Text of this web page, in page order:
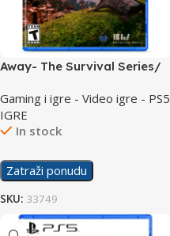
Away- The Survival Series/
Gaming i igre - Video igre - PS5
IGRE
In stock
Zatraži ponudu
SKU: 33749